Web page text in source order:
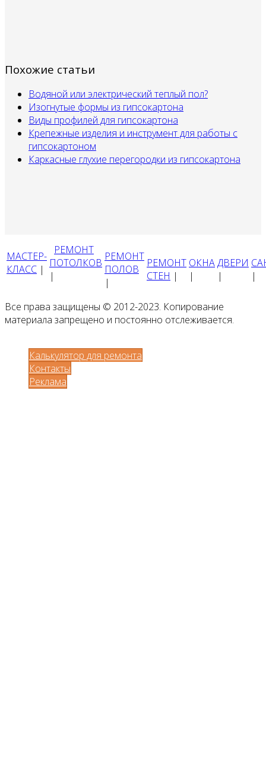
Похожие статьи
Водяной или электрический теплый пол?
Изогнутые формы из гипсокартона
Виды профилей для гипсокартона
Крепежные изделия и инструмент для работы с
гипсокартоном
Каркасные глухие перегородки из гипсокартона
МАСТЕР-
КЛАСС |
РЕМОНТ
ПОТОЛКОВ
|
РЕМОНТ
ПОЛОВ
|
РЕМОНТ
СТЕН |
ОКНА
|
ДВЕРИ
|
|
Все права защищены © 2012-2023. Копирование
материала запрещено и постоянно отслеживается.
Калькулятор для ремонта
Контакты
Реклама